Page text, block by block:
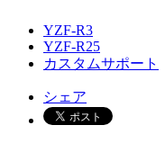
YZF-R3
YZF-R25
カスタムサポート
シェア